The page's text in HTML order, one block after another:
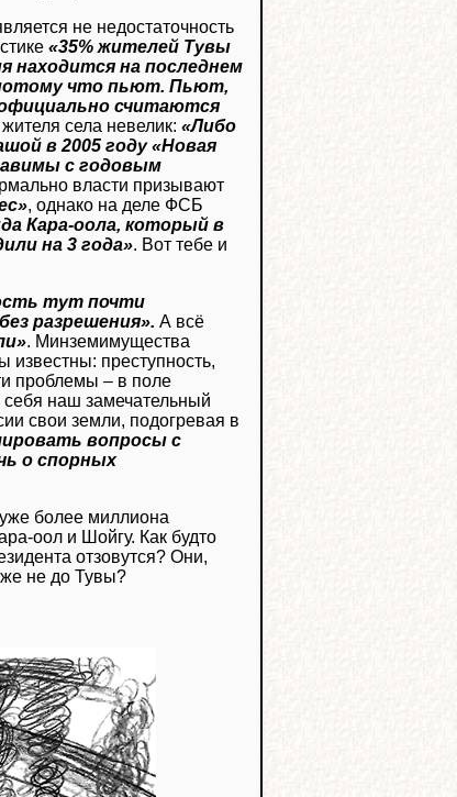
не недостаточность
«35% жителей Тувы
находится на последнем
потому что пьют. Пьют,
считаются
села невелик: «Либо
в 2005 году «Новая
с годовым
власти призывают
, однако на деле ФСБ
Кара-оола, который в
на 3 года». Вот тебе и
тут почти
разрешения». А всё
. Минземимущества
известны: преступность,
проблемы – в поле
себя наш замечательный
свои земли, подогревая в
вопросы с
о спорных
более миллиона
оол и Шойгу. Как будто
отзовутся? Они,
не до Тувы?